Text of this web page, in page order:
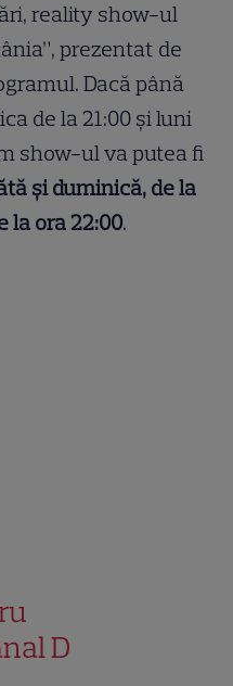
reality show-ul
prezentat de
Dacă până
de la 21:00 și luni
show-ul va putea fi
și duminică, de la
la ora 22:00.
D